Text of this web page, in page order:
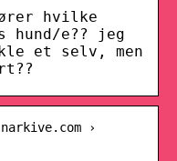
hvilke
e?? jeg
et selv, men
›